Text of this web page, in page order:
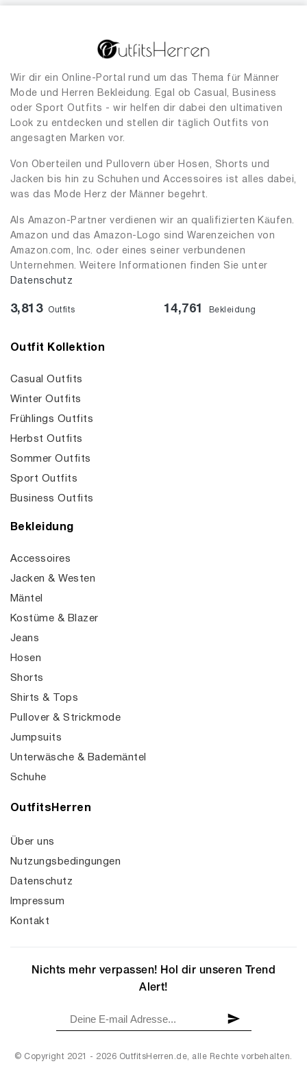
Wir dir ein Online-Portal rund um das Thema für Männer
Mode und Herren Bekleidung. Egal ob Casual, Business
oder Sport Outfits - wir helfen dir dabei den ultimativen
Look zu entdecken und stellen dir täglich Outfits von
angesagten Marken vor.
Von Oberteilen und Pullovern über Hosen, Shorts und
Jacken bis hin zu Schuhen und Accessoires ist alles dabei,
was das Mode Herz der Männer begehrt.
Als Amazon-Partner verdienen wir an qualifizierten Käufen.
Amazon und das Amazon-Logo sind Warenzeichen von
Amazon.com, Inc. oder eines seiner verbundenen
Unternehmen. Weitere Informationen finden Sie unter
Datenschutz
3,813 Outfits 14,761 Bekleidung
Outfit Kollektion
Casual Outfits
Winter Outfits
Frühlings Outfits
Herbst Outfits
Sommer Outfits
Sport Outfits
Business Outfits
Bekleidung
Accessoires
Jacken & Westen
Mäntel
Kostüme & Blazer
Jeans
Hosen
Shorts
Shirts & Tops
Pullover & Strickmode
Jumpsuits
Unterwäsche & Bademäntel
Schuhe
OutfitsHerren
Über uns
Nutzungsbedingungen
Datenschutz
Impressum
Kontakt
© Copyright 2021 - 2026 OutfitsHerren.de, alle Rechte vorbehalten.
Nichts mehr verpassen! Hol dir unseren Trend
Alert!